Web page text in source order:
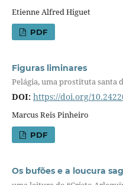
Etienne Alfred Higuet
PDF
Figuras liminares
Pelágia, uma prostituta santa
DOI: https://doi.org/
Marcus Reis Pinheiro
PDF
Os bufões e a loucura